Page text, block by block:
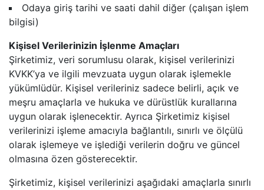
Odaya giriş tarihi ve saati dahil diğer (çalışan işlem
bilgisi)
Kişisel Verilerinizin İşlenme Amaçları
Şirketimiz, veri sorumlusu olarak, kişisel verilerinizi
KVKK’ya ve ilgili mevzuata uygun olarak işlemekle
yükümlüdür. Kişisel verileriniz sadece belirli, açık ve
meşru amaçlarla ve hukuka ve dürüstlük kurallarına
uygun olarak işlenecektir. Ayrıca Şirketimiz kişisel
verilerinizi işleme amacıyla bağlantılı, sınırlı ve ölçülü
olarak işlemeye ve işlediği verilerin doğru ve güncel
olmasına özen gösterecektir.
Şirketimiz, kişisel verilerinizi aşağıdaki amaçlarla sınırlı